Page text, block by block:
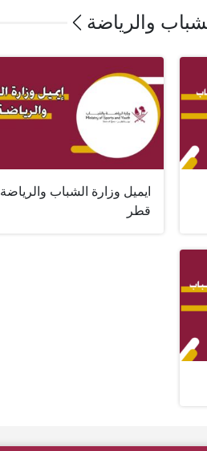
والرياضة
ايميل وزارة الشباب والرياضة
قطر